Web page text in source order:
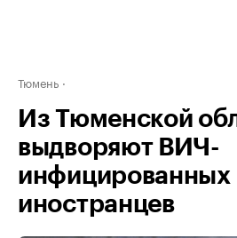
Тюмень
Из Тюменской
выдворяют ВИЧ-
инфицированных
иностранцев